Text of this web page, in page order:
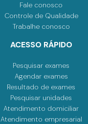
Fale conosco
Controle de Qualidade
Trabalhe conosco
ACESSO RÁPIDO
Pesquisar exames
Agendar exames
Resultado de exames
Pesquisar unidades
Atendimento domiciliar
Atendimento empresarial